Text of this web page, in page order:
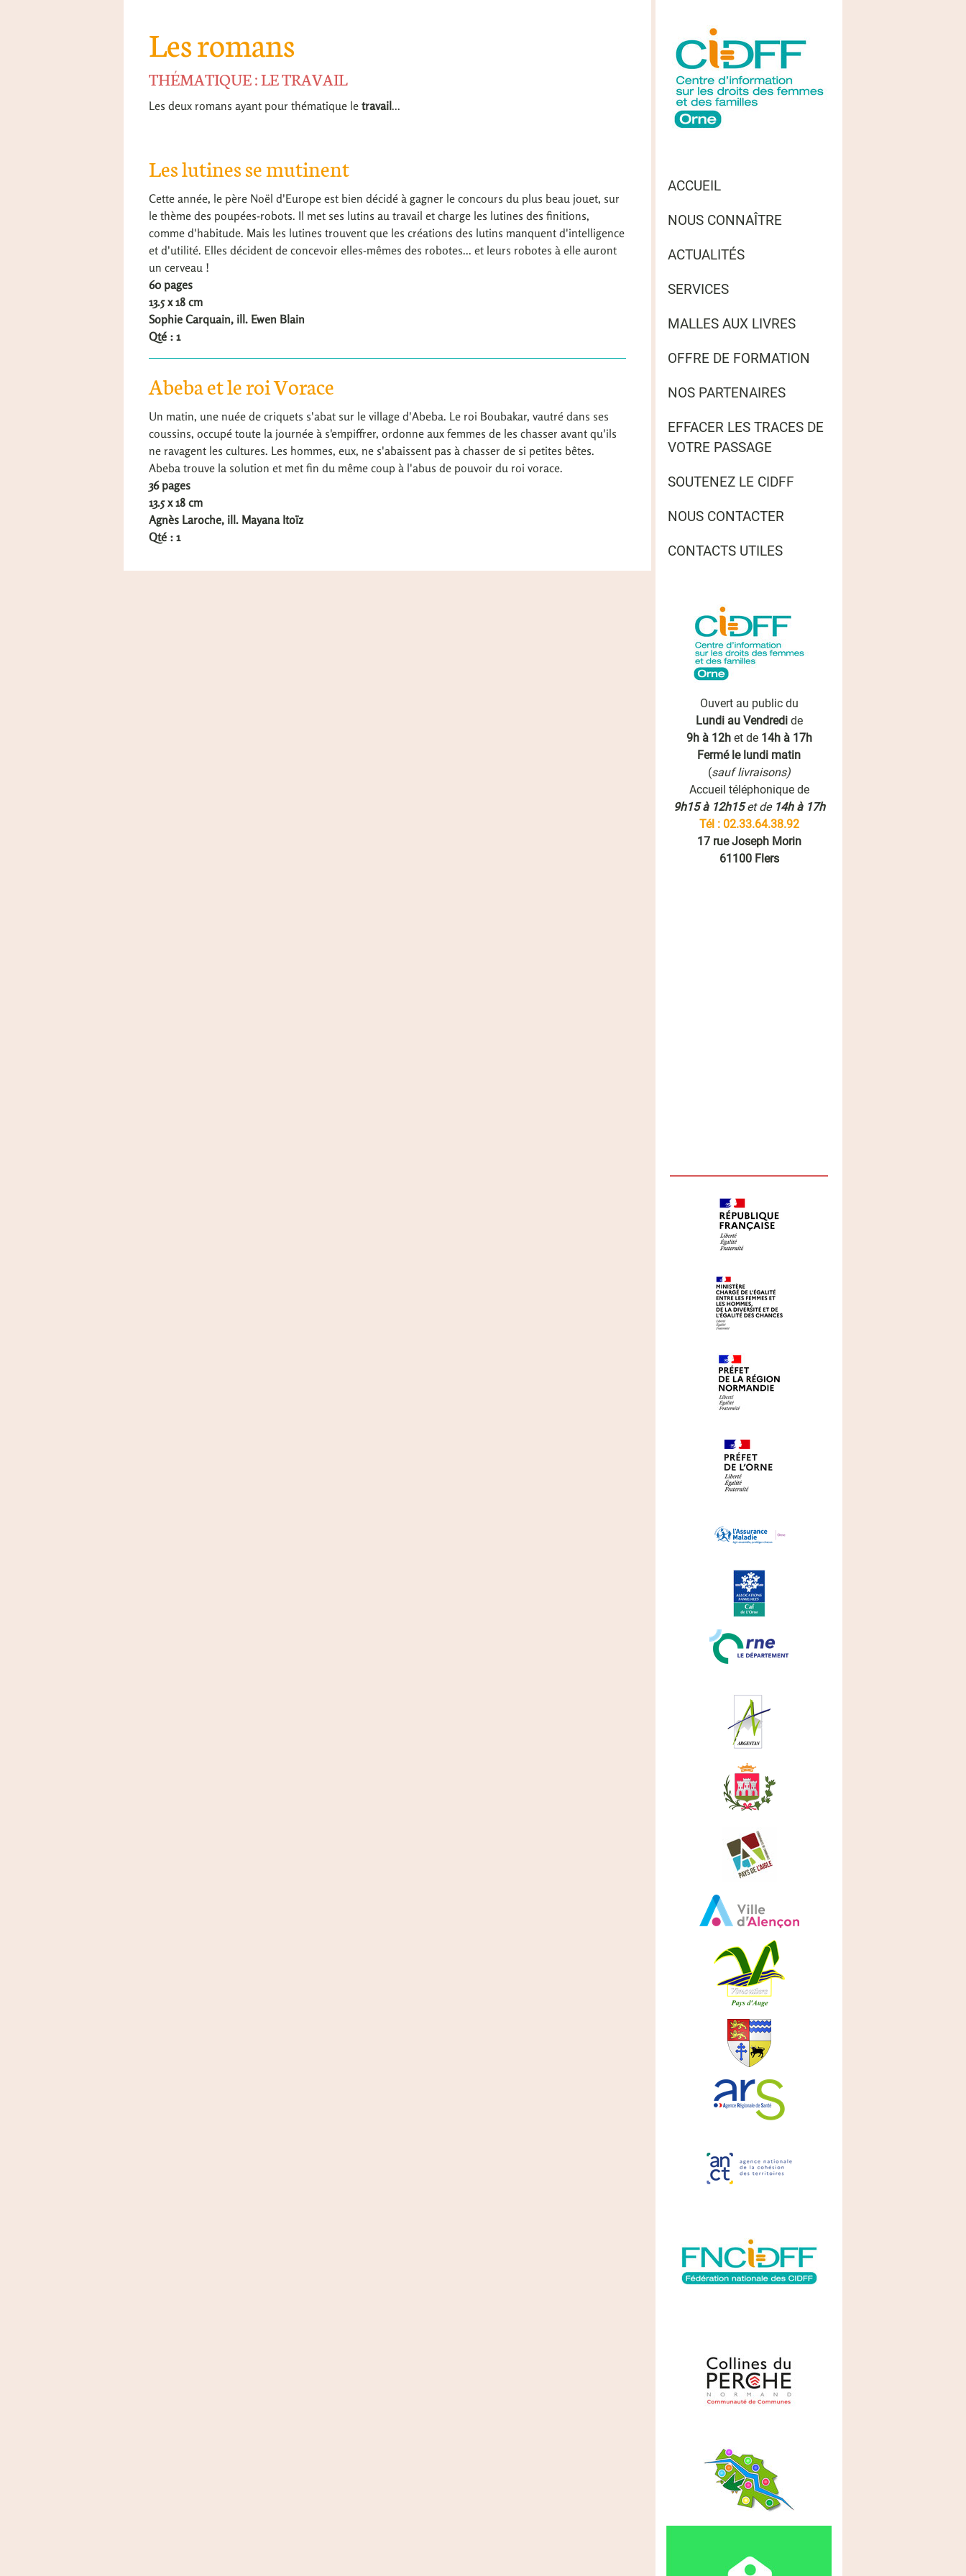
ACCUEIL
NOUS CONNAÎTRE
ACTUALITÉS
SERVICES
MALLES AUX LIVRES
OFFRE DE FORMATION
NOS PARTENAIRES
EFFACER LES TRACES DE
VOTRE PASSAGE
SOUTENEZ LE CIDFF
NOUS CONTACTER
CONTACTS UTILES
Les romans
THÉMATIQUE : LE TRAVAIL
Les deux romans ayant pour thématique le travail...
Les lutines se mutinent
Cette année, le père Noël d'Europe est bien décidé à gagner le concours du plus beau jouet, sur
le thème des poupées-robots. Il met ses lutins au travail et charge les lutines des finitions,
comme d'habitude. Mais les lutines trouvent que les créations des lutins manquent d'intelligence
et d'utilité. Elles décident de concevoir elles-mêmes des robotes... et leurs robotes à elle auront
un cerveau !
60 pages
13.5 x 18 cm
Sophie Carquain, ill. Ewen Blain
Qté : 1
Abeba et le roi Vorace
Un matin, une nuée de criquets s'abat sur le village d'Abeba. Le roi Boubakar, vautré dans ses
coussins, occupé toute la journée à s'empiffrer, ordonne aux femmes de les chasser avant qu'ils
ne ravagent les cultures. Les hommes, eux, ne s'abaissent pas à chasser de si petites bêtes.
Abeba trouve la solution et met fin du même coup à l'abus de pouvoir du roi vorace.
36 pages
13.5 x 18 cm
Agnès Laroche, ill. Mayana Itoïz
Qté : 1
Ouvert au public du
Lundi au Vendredi de
9h à 12het de 14h à 17h
Fermé le lundi matin
(sauf livraisons)
Accueil téléphonique de
9h15 à 12h15 et de 14h à 17h
Tél : 02.33.64.38.92
17 rue Joseph Morin
61100 Flers